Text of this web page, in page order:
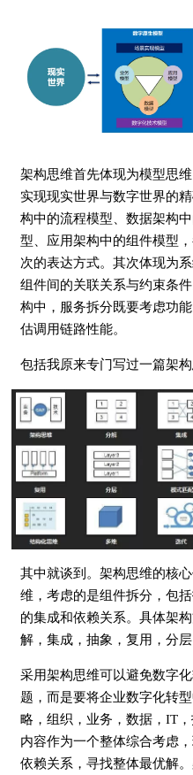
架构思维首先体现为模型思
实现现实世界与数字世界的
构中的流程模型、数据架构
型、应用架构中的组件模型
次的表达方式。其次体现为
组件间的关联关系与约束条
构中，服务拆分既要考虑功
估调用链路性能。
包括我原来专门写过一篇架构
其中就谈到。架构思维的核
维，考虑的是组件拆分，包
的集成和依赖关系。具体架
解，集成，抽象，复用，分层
采用架构思维可以避免数字
题，而是要将企业数字化转
略，组织，业务，数据，IT
内容作为一个整体综合考虑
依赖关系，寻找整体最优解